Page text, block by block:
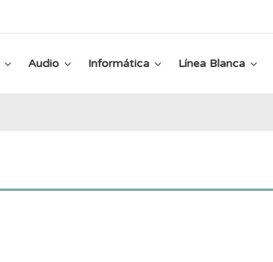
Audio Informática Línea Blanca